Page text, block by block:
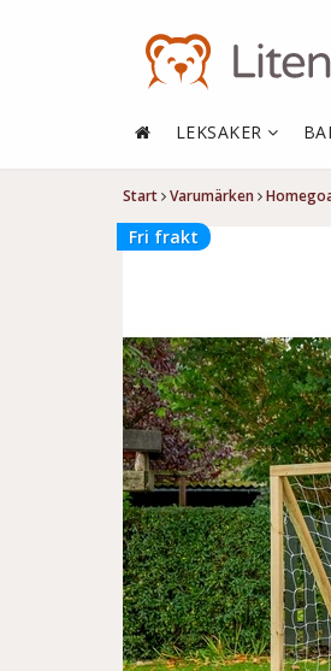
Start Varumärken
Fri frakt
LEKSAKER